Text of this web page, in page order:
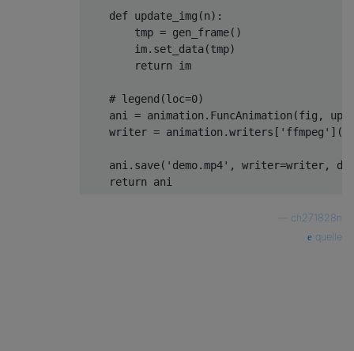
def update_img (n):
        tmp = gen_frame()
        im.set_data(tmp)
return im
# legend(loc=0)
ani = animation.FuncAnimation(fig,
    writer = animation.writers[
'ffmpeg'
    ani.save(
'demo.mp4' , writer=writer,
return
ch271828n
quelle